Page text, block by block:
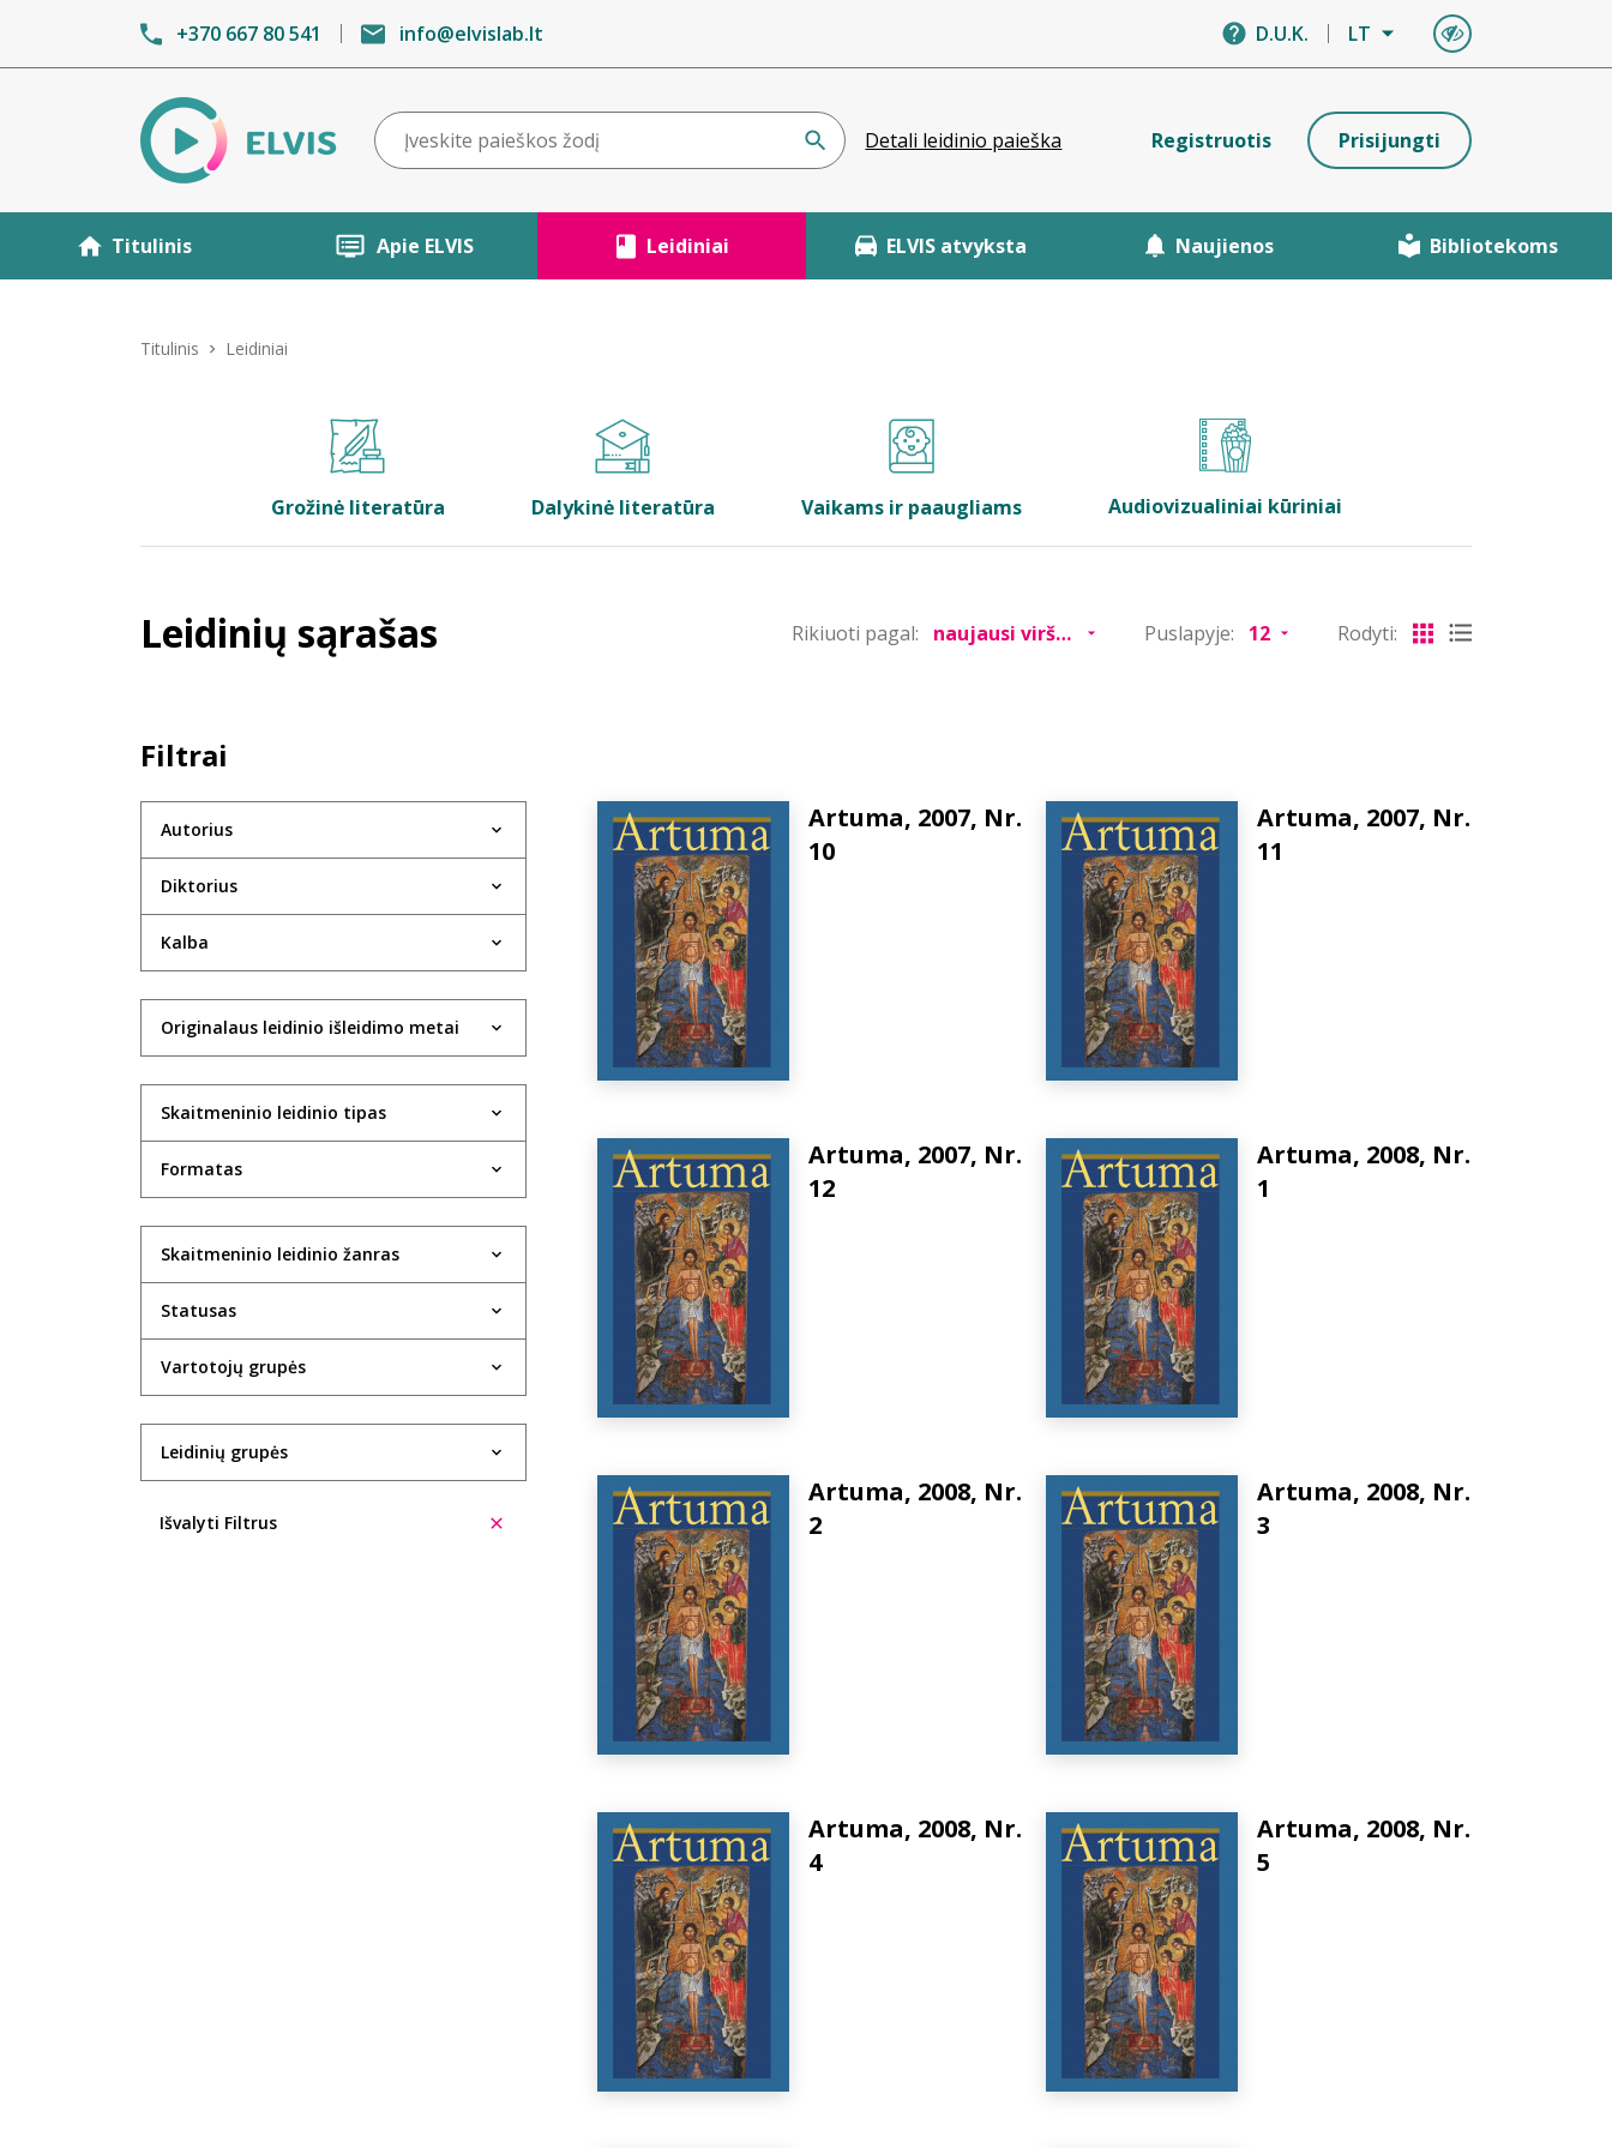
+370 667 80 541 info@elvislab.lt D.U.K. LT
Detali leidinio paieška Registruotis Prisijungti
Titulinis Apie ELVIS Leidiniai ELVIS atvyksta Naujienos Bibliotekoms
Titulinis Leidiniai
Grožinė literatūra Dalykinė literatūra Vaikams ir paaugliams Audiovizualiniai kūriniai
Leidinių sąrašas Rikiuoti pagal: Puslapyje: Rodyti:
Filtrai
Autorius
Diktorius
Kalba
Originalaus leidinio išleidimo metai
Skaitmeninio leidinio tipas
Formatas
Skaitmeninio leidinio žanras
Statusas
Vartotojų grupės
Leidinių grupės
Išvalyti Filtrus
Artuma, 2007, Nr.
10
Artuma, 2007, Nr.
11
Artuma, 2007, Nr.
12
Artuma, 2008, Nr.
1
Artuma, 2008, Nr.
2
Artuma, 2008, Nr.
3
Artuma, 2008, Nr.
4
Artuma, 2008, Nr.
5